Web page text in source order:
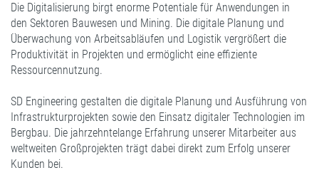
Die Digitalisierung birgt enorme Potentiale für Anwendungen in
den Sektoren Bauwesen und Mining. Die digitale Planung und
Überwachung von Arbeitsabläufen und Logistik vergrößert die
Produktivität in Projekten und ermöglicht eine effiziente
Ressourcennutzung.
SD Engineering gestalten die digitale Planung und Ausführung von
Infrastrukturprojekten sowie den Einsatz digitaler Technologien im
Bergbau. Die jahrzehntelange Erfahrung unserer Mitarbeiter aus
weltweiten Großprojekten trägt dabei direkt zum Erfolg unserer
Kunden bei.